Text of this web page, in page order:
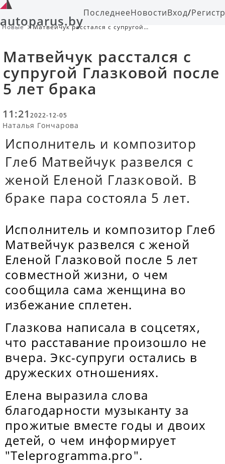
autoparus.byПоследнееНовостиВход/
Новые
Матвейчук расстался с супругой
Матвейчук расстался с
супругой Глазковой после
5 лет брака
11:21 2022-12-05
Наталья Гончарова
Исполнитель и композитор
Глеб Матвейчук развелся с
женой Еленой Глазковой. В
браке пара состояла 5 лет.
Исполнитель и композитор Глеб
Матвейчук развелся с женой
Еленой Глазковой после 5 лет
совместной жизни, о чем
сообщила сама женщина во
избежание сплетен.
Глазкова написала в соцсетях,
что расставание произошло не
вчера. Экс-супруги остались в
дружеских отношениях.
Елена выразила слова
благодарности музыканту за
прожитые вместе годы и двоих
детей, о чем информирует
"Teleprogramma.pro".